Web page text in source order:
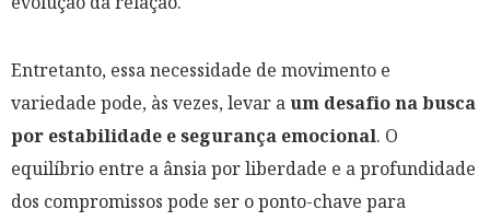
Entretanto, essa necessidade de movimento e
variedade pode, às vezes, levar a um desafio na busca
por estabilidade e segurança emocional. O
equilíbrio entre a ânsia por liberdade e a profundidade
dos compromissos pode ser o ponto-chave para